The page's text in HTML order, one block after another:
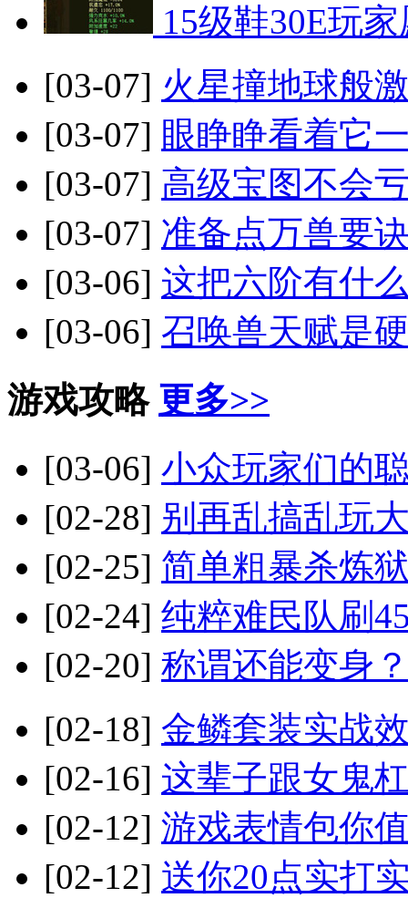
15级鞋30E玩
[03-07] 火星撞地球般
[03-07] 眼睁睁看着它
[03-07] 高级宝图不会
[03-07] 准备点万兽要
[03-06] 这把六阶有什
[03-06] 召唤兽天赋是
游戏攻略 更多>>
[03-06] 小众玩家们的
[02-28] 别再乱搞乱玩
[02-25] 简单粗暴杀炼
[02-24] 纯粹难民队刷
[02-20] 称谓还能变身
[02-18] 金鳞套装实战
[02-16] 这辈子跟女鬼
[02-12] 游戏表情包你
[02-12] 送你20点实打